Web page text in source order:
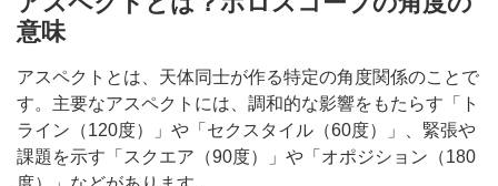
意味
アスペクトとは、天体同士が作る特定の角度関係のことで
す。主要なアスペクトには、調和的な影響をもたらす「ト
ライン（120度）」や「セクスタイル（60度）」、緊張や
課題を示す「スクエア（90度）」や「オポジション（180